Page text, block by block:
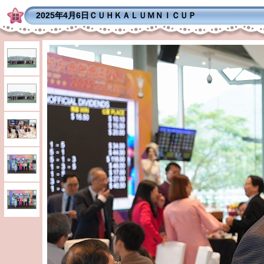
2025年4月6日ＣＵＨＫＡＬＵＭＮＩＣＵＰ